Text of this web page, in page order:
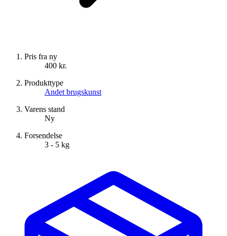
Pris fra ny
400 kr.
Produkttype
Andet brugskunst
Varens stand
Ny
Forsendelse
3 - 5 kg